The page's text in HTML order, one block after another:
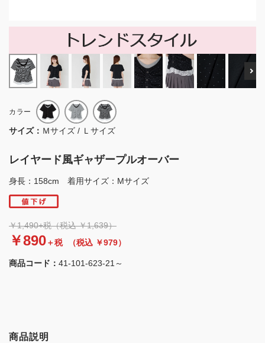
レイヤード風ギャザープルオーバー
身長：158cm 着用サイズ：Mサイズ
￥1,490+税（税込 ￥1,639）
￥890＋税 （税込 ￥979）
商品コード： 41-101-623-21～
カラー
サイズ： Ｍサイズ / Ｌサイズ
商品説明